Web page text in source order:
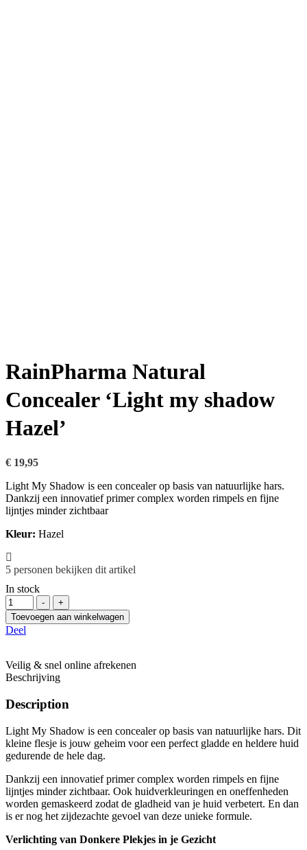
RainPharma Natural
Concealer ‘Light my shadow
Hazel’
€ 19,95
Light My Shadow is een concealer op basis van natuurlijke hars.
Dankzij een innovatief primer complex worden rimpels en fijne
lijntjes minder zichtbaar
Kleur: Hazel
5 personen bekijken dit artikel
In stock
Hoeveelheid
-
+
Toevoegen aan winkelwagen
Deel
Veilig & snel online afrekenen
Beschrijving
Description
Light My Shadow is een concealer op basis van natuurlijke hars. Dit
kleine flesje is jouw geheim voor een perfect gladde en heldere huid
gedurende de hele dag.
Dankzij een innovatief primer complex worden rimpels en fijne
lijntjes minder zichtbaar. Ook huidverkleuringen en oneffenheden
worden gemaskeerd zodat de gladheid van je huid verbetert. En dan
is er nog het zijdezachte gevoel van deze unieke formule.
Verlichting van Donkere Plekjes in je Gezicht